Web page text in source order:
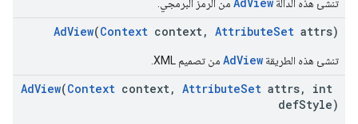
تنشئ هذه الدالة من الرمز البرمجي.
AdView(Context context, AttributeSet attrs)
تنشئ هذه الطريقة AdView من تصميم XML.
AdView(Context context, AttributeSet attrs, int
defStyle)